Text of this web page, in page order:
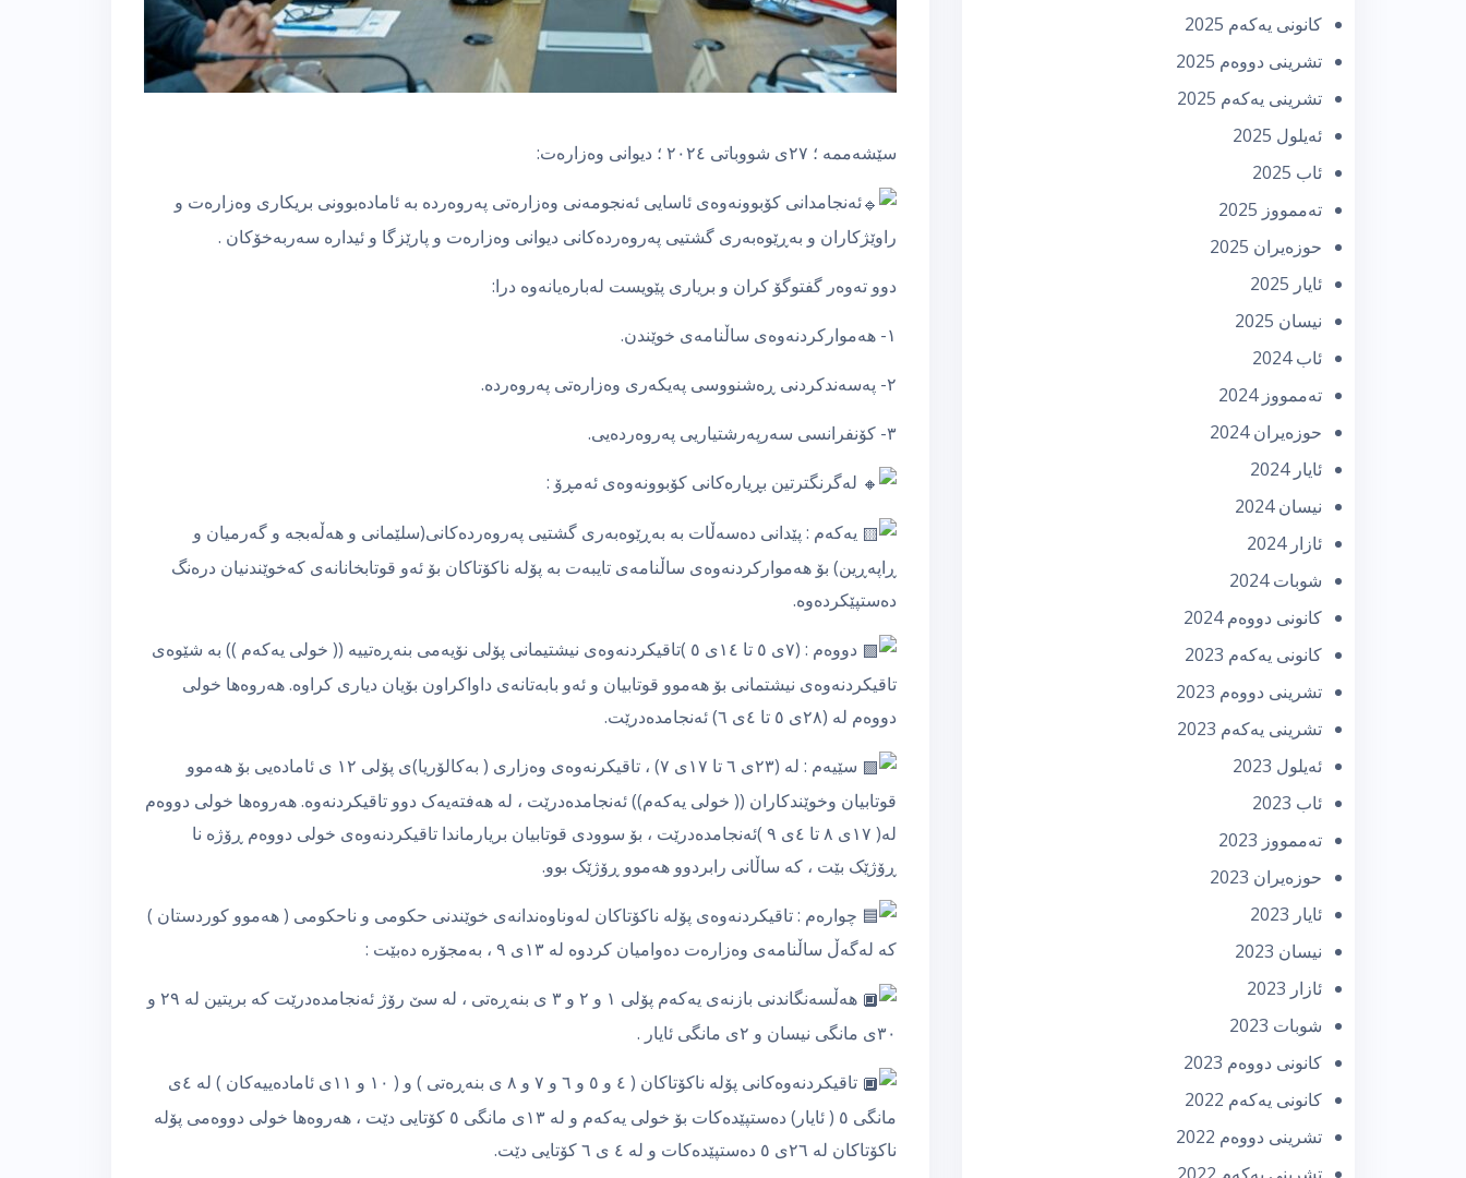
سێشەممە ؛ ٢٧ی شووباتی ٢٠٢٤ ؛ دیوانی وەزارەت:
ئەنجامدانی کۆبوونەوەی ئاسایی ئەنجومەنی وەزارەتی پەروەردە بە ئامادەبوونی بریکاری وەزارەت و
راوێژکاران و بەڕێوەبەری گشتیی پەروەردەکانی دیوانی وەزارەت و پارێزگا و ئیدارە سەربەخۆکان .
دوو تەوەر گفتوگۆ کران و بریاری پێویست لەبارەیانەوە درا:
١- هەموارکردنەوەی ساڵنامەی خوێندن.
٢- پەسەندکردنی ڕەشنووسی پەیکەری وەزارەتی پەروەردە.
٣- کۆنفرانسی سەرپەرشتیاریی پەروەردەیی.
لەگرنگترتین بڕیارەکانی کۆبوونەوەی ئەمڕۆ :
یەکەم : پێدانی دەسەڵات بە بەڕێوەبەری گشتیی پەروەردەکانی(سلێمانی و هەڵەبجە و گەرمیان و
ڕاپەڕین) بۆ هەموارکردنەوەی ساڵنامەی تایبەت بە پۆلە ناکۆتاکان بۆ ئەو قوتابخانانەی کەخوێندنیان درەنگ
دەستپێکردەوە.
دووەم : (٧ی ٥ تا ١٤ی ٥ )تاقیکردنەوەی نیشتیمانی پۆلی نۆیەمی بنەڕەتییە (( خولی یەکەم )) بە شێوەی
تاقیکردنەوەی نیشتمانی بۆ هەموو قوتابیان و ئەو بابەتانەی داواکراون بۆیان دیاری کراوە. هەروەها خولی
دووەم لە (٢٨ی ٥ تا ٤ی ٦) ئەنجامدەدرێت.
سێیەم : لە (٢٣ی ٦ تا ١۷ی ٧) ، تاقیکرنەوەی وەزاری ( بەکالۆریا)ی پۆلی ١٢ ی ئامادەیی بۆ هەموو
قوتابیان وخوێندکاران (( خولی یەکەم)) ئەنجامدەدرێت ، لە هەفتەیەک دوو تاقیکردنەوە. هەروەها خولی دووەم
لە( ١٧ی ٨ تا ٤ی ٩ )ئەنجامدەدرێت ، بۆ سوودی قوتابیان بریارماندا تاقیکردنەوەی خولی دووەم ڕۆژە نا
ڕۆژێک بێت ، کە ساڵانی رابردوو هەموو ڕۆژێک بوو.
چوارەم : تاقیکردنەوەی پۆلە ناکۆتاکان لەوناوەندانەی خوێندنی حکومی و ناحکومی ( هەموو کوردستان )
کە لەگەڵ ساڵنامەی وەزارەت دەوامیان کردوە لە ١٣ی ٩ ، بەمجۆرە دەبێت :
هەڵسەنگاندنی بازنەی یەکەم پۆلی ١ و ٢ و ٣ ی بنەڕەتی ، لە سێ رۆژ ئەنجامدەدرێت کە بریتین لە ٢٩ و
٣٠ی مانگی نیسان و ٢ی مانگی ئایار .
تاقیکردنەوەکانی پۆلە ناکۆتاکان ( ٤ و ٥ و ٦ و ٧ و ٨ ی بنەڕەتی ) و ( ١٠ و ١١ی ئامادەییەکان ) لە ٤ی
مانگی ٥ ( ئایار) دەستپێدەکات بۆ خولی یەکەم و لە ١٣ی مانگی ٥ کۆتایی دێت ، هەروەها خولی دووەمی پۆلە
ناکۆتاکان لە ٢٦ی ٥ دەستپێدەکات و لە ٤ ی ٦ کۆتایی دێت.
كانونی یه‌كه‌م 2025
تشرینی دووه‌م 2025
تشرینی یه‌كه‌م 2025
ئه‌یلول 2025
ئاب 2025
تەممووز 2025
حوزه‌یران 2025
ئایار 2025
نیسان 2025
ئاب 2024
تەممووز 2024
حوزه‌یران 2024
ئایار 2024
نیسان 2024
ئازار 2024
شوبات 2024
كانونی دووه‌م 2024
كانونی یه‌كه‌م 2023
تشرینی دووه‌م 2023
تشرینی یه‌كه‌م 2023
ئه‌یلول 2023
ئاب 2023
تەممووز 2023
حوزه‌یران 2023
ئایار 2023
نیسان 2023
ئازار 2023
شوبات 2023
كانونی دووه‌م 2023
كانونی یه‌كه‌م 2022
تشرینی دووه‌م 2022